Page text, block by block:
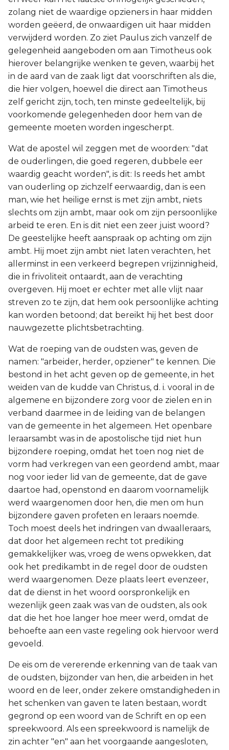
zolang niet de waardige opzieners in haar midden
worden geëerd, de onwaardigen uit haar midden
verwijderd worden. Zo ziet Paulus zich vanzelf de
gelegenheid aangeboden om aan Timotheus ook
hierover belangrijke wenken te geven, waarbij het
in de aard van de zaak ligt dat voorschriften als die,
die hier volgen, hoewel die direct aan Timotheus
zelf gericht zijn, toch, ten minste gedeeltelijk, bij
voorkomende gelegenheden door hem van de
gemeente moeten worden ingescherpt.
Wat de apostel wil zeggen met de woorden: "dat
de ouderlingen, die goed regeren, dubbele eer
waardig geacht worden", is dit: Is reeds het ambt
van ouderling op zichzelf eerwaardig, dan is een
man, wie het heilige ernst is met zijn ambt, niets
slechts om zijn ambt, maar ook om zijn persoonlijke
arbeid te eren. En is dit niet een zeer juist woord?
De geestelijke heeft aanspraak op achting om zijn
ambt. Hij moet zijn ambt niet laten verachten, het
allerminst in een verkeerd begrepen vrijzinnigheid,
die in frivoliteit ontaardt, aan de verachting
overgeven. Hij moet er echter met alle vlijt naar
streven zo te zijn, dat hem ook persoonlijke achting
kan worden betoond; dat bereikt hij het best door
nauwgezette plichtsbetrachting.
Wat de roeping van de oudsten was, geven de
namen: "arbeider, herder, opziener" te kennen. Die
bestond in het acht geven op de gemeente, in het
weiden van de kudde van Christus, d. i. vooral in de
algemene en bijzondere zorg voor de zielen en in
verband daarmee in de leiding van de belangen
van de gemeente in het algemeen. Het openbare
leraarsambt was in de apostolische tijd niet hun
bijzondere roeping, omdat het toen nog niet de
vorm had verkregen van een geordend ambt, maar
nog voor ieder lid van de gemeente, dat de gave
daartoe had, openstond en daarom voornamelijk
werd waargenomen door hen, die men om hun
bijzondere gaven profeten en leraars noemde.
Toch moest deels het indringen van dwaalleraars,
dat door het algemeen recht tot prediking
gemakkelijker was, vroeg de wens opwekken, dat
ook het predikambt in de regel door de oudsten
werd waargenomen. Deze plaats leert evenzeer,
dat de dienst in het woord oorspronkelijk en
wezenlijk geen zaak was van de oudsten, als ook
dat die het hoe langer hoe meer werd, omdat de
behoefte aan een vaste regeling ook hiervoor werd
gevoeld.
De eis om de vererende erkenning van de taak van
de oudsten, bijzonder van hen, die arbeiden in het
woord en de leer, onder zekere omstandigheden in
het schenken van gaven te laten bestaan, wordt
gegrond op een woord van de Schrift en op een
spreekwoord. Als een spreekwoord is namelijk de
zin achter "en" aan het voorgaande aangesloten,